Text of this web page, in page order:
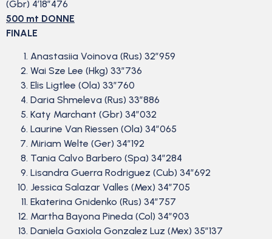
(Gbr) 4’18”476
500 mt DONNE
FINALE
Anastasiia Voinova (Rus) 32”959
Wai Sze Lee (Hkg) 33”736
Elis Ligtlee (Ola) 33”760
Daria Shmeleva (Rus) 33”886
Katy Marchant (Gbr) 34”032
Laurine Van Riessen (Ola) 34”065
Miriam Welte (Ger) 34”192
Tania Calvo Barbero (Spa) 34”284
Lisandra Guerra Rodriguez (Cub) 34”692
Jessica Salazar Valles (Mex) 34”705
Ekaterina Gnidenko (Rus) 34”757
Martha Bayona Pineda (Col) 34”903
Daniela Gaxiola Gonzalez Luz (Mex) 35”137